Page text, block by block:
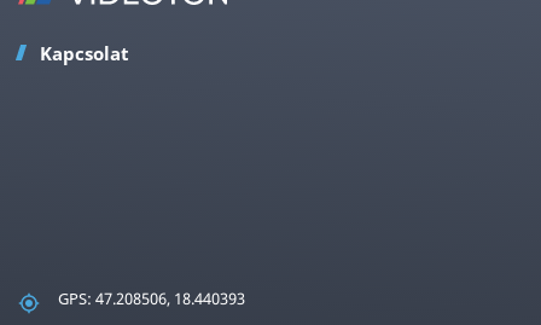
Kapcsolat
GPS: 47.208506, 18.440393